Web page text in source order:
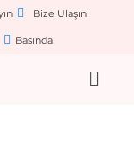
Bize Ulaşın
Basında